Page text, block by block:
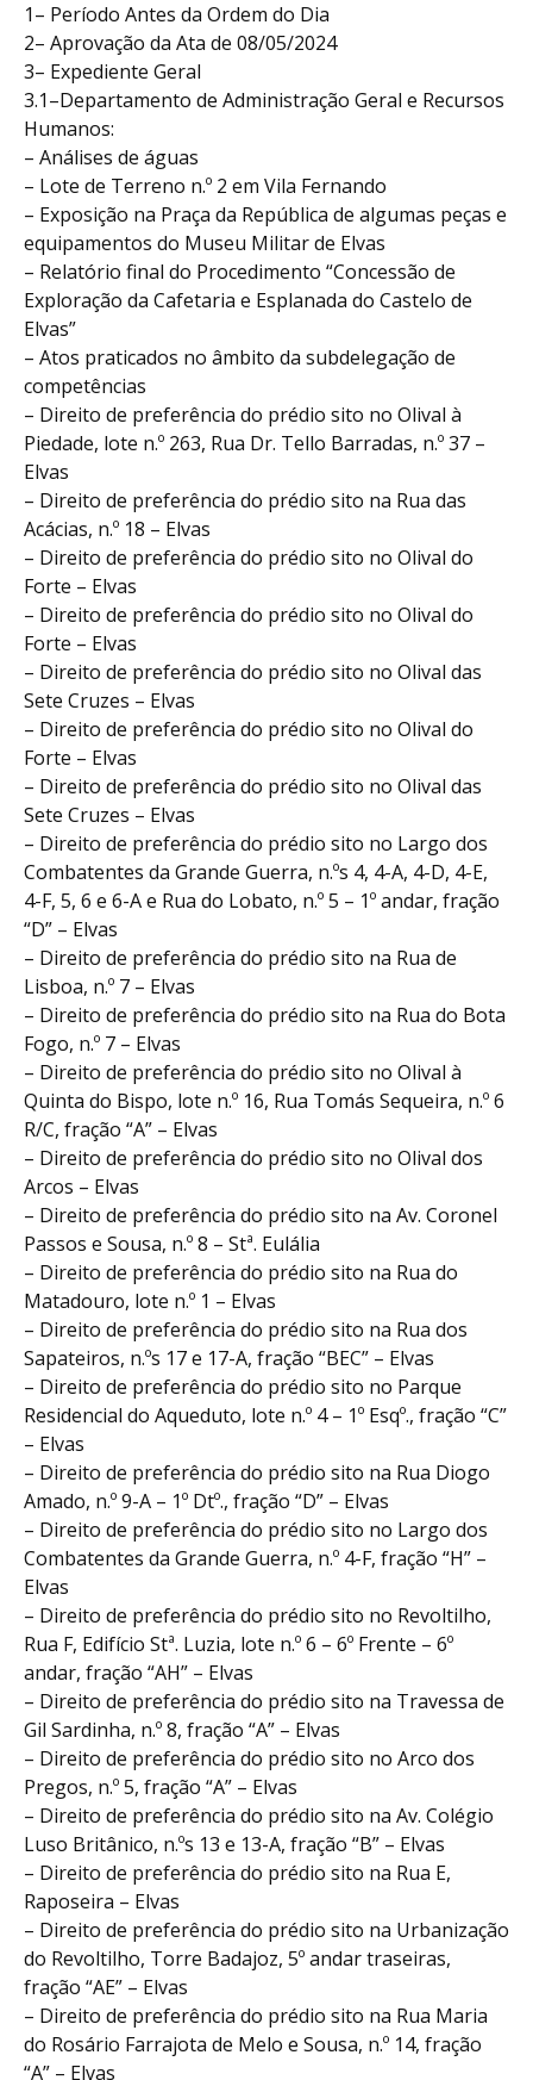
1– Período Antes da Ordem do Dia
2– Aprovação da Ata de 08/05/2024
3– Expediente Geral
3.1–Departamento de Administração Geral e Recursos
Humanos:
– Análises de águas
– Lote de Terreno n.º 2 em Vila Fernando
– Exposição na Praça da República de algumas peças e
equipamentos do Museu Militar de Elvas
– Relatório final do Procedimento “Concessão de
Exploração da Cafetaria e Esplanada do Castelo de
Elvas”
– Atos praticados no âmbito da subdelegação de
competências
– Direito de preferência do prédio sito no Olival à
Piedade, lote n.º 263, Rua Dr. Tello Barradas, n.º 37 –
Elvas
– Direito de preferência do prédio sito na Rua das
Acácias, n.º 18 – Elvas
– Direito de preferência do prédio sito no Olival do
Forte – Elvas
– Direito de preferência do prédio sito no Olival do
Forte – Elvas
– Direito de preferência do prédio sito no Olival das
Sete Cruzes – Elvas
– Direito de preferência do prédio sito no Olival do
Forte – Elvas
– Direito de preferência do prédio sito no Olival das
Sete Cruzes – Elvas
– Direito de preferência do prédio sito no Largo dos
Combatentes da Grande Guerra, n.ºs 4, 4-A, 4-D, 4-E,
4-F, 5, 6 e 6-A e Rua do Lobato, n.º 5 – 1º andar, fração
“D” – Elvas
– Direito de preferência do prédio sito na Rua de
Lisboa, n.º 7 – Elvas
– Direito de preferência do prédio sito na Rua do Bota
Fogo, n.º 7 – Elvas
– Direito de preferência do prédio sito no Olival à
Quinta do Bispo, lote n.º 16, Rua Tomás Sequeira, n.º 6
R/C, fração “A” – Elvas
– Direito de preferência do prédio sito no Olival dos
Arcos – Elvas
– Direito de preferência do prédio sito na Av. Coronel
Passos e Sousa, n.º 8 – Stª. Eulália
– Direito de preferência do prédio sito na Rua do
Matadouro, lote n.º 1 – Elvas
– Direito de preferência do prédio sito na Rua dos
Sapateiros, n.ºs 17 e 17-A, fração “BEC” – Elvas
– Direito de preferência do prédio sito no Parque
Residencial do Aqueduto, lote n.º 4 – 1º Esqº., fração “C”
– Elvas
– Direito de preferência do prédio sito na Rua Diogo
Amado, n.º 9-A – 1º Dtº., fração “D” – Elvas
– Direito de preferência do prédio sito no Largo dos
Combatentes da Grande Guerra, n.º 4-F, fração “H” –
Elvas
– Direito de preferência do prédio sito no Revoltilho,
Rua F, Edifício Stª. Luzia, lote n.º 6 – 6º Frente – 6º
andar, fração “AH” – Elvas
– Direito de preferência do prédio sito na Travessa de
Gil Sardinha, n.º 8, fração “A” – Elvas
– Direito de preferência do prédio sito no Arco dos
Pregos, n.º 5, fração “A” – Elvas
– Direito de preferência do prédio sito na Av. Colégio
Luso Britânico, n.ºs 13 e 13-A, fração “B” – Elvas
– Direito de preferência do prédio sito na Rua E,
Raposeira – Elvas
– Direito de preferência do prédio sito na Urbanização
do Revoltilho, Torre Badajoz, 5º andar traseiras,
fração “AE” – Elvas
– Direito de preferência do prédio sito na Rua Maria
do Rosário Farrajota de Melo e Sousa, n.º 14, fração
“A” – Elvas